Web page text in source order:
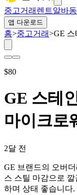
중고거래 렌트알바
앱 다운로드
홈>중고거래>GE
$80
GE 스테
마이크로
2달 전
GE 브랜드의 오버
스 스틸 마감으로
하며 상태 좋습니다.